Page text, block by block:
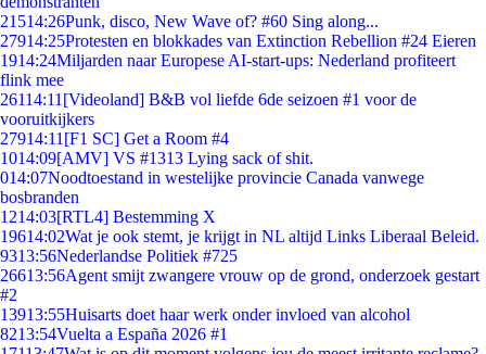
21514:26Punk, disco, New Wave of? #60 Sing along...
27914:25Protesten en blokkades van Extinction Rebellion #24 Eieren
1914:24Miljarden naar Europese AI-start-ups: Nederland profiteert
flink mee
26114:11 [Videoland] B&B vol liefde 6de seizoen #1 voor de
vooruitkijkers
27914:11 [F1 SC] Get a Room #4
1014:09[AMV] VS #1313 Lying sack of shit.
014:07Noodtoestand in westelijke provincie Canada vanwege
bosbranden
1214:03[RTL4] Bestemming X
19614:02Wat je ook stemt, je krijgt in NL altijd Links Liberaal Beleid.
9313:56Nederlandse Politiek #725
26613:56Agent smijt zwangere vrouw op de grond, onderzoek gestart
#2
13913:55Huisarts doet haar werk onder invloed van alcohol
8213:54Vuelta a España 2026 #1